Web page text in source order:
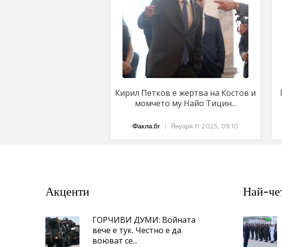
Кирил Петков е жертва на Костов и
момчето му Найо Тицин...
Факла.бг Януари 11 2025, 09:10
Акценти
ГОРЧИВИ ДУМИ: Войната
вече е тук. Честно е да
воюват се...
Най-